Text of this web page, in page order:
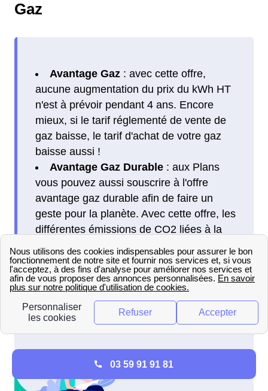
Gaz
Avantage Gaz: avec cette offre,
aucune augmentation du prix du kWh HT
n'est à prévoir pendant 4 ans. Encore
mieux, si le tarif réglementé de vente de
gaz baisse, le tarif d'achat de votre gaz
baisse aussi !
Avantage Gaz Durable: aux Plans
vous pouvez aussi souscrire à l'offre
avantage gaz durable afin de faire un
geste pour la planète. Avec cette offre, les
différentes émissions de CO2 liées à la
compensées et vous financez même un
programme de recherche sur le biogaz.
03 59 91 91 81